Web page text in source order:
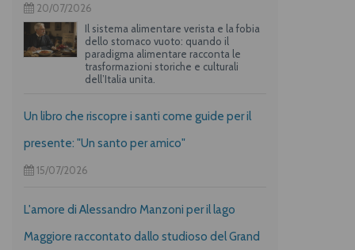
20/07/2026
Il sistema alimentare verista e la fobia
dello stomaco vuoto: quando il
paradigma alimentare racconta le
trasformazioni storiche e culturali
dell’Italia unita.
Un libro che riscopre i santi come guide per il
presente: "Un santo per amico"
15/07/2026
L'amore di Alessandro Manzoni per il lago
Maggiore raccontato dallo studioso del Grand